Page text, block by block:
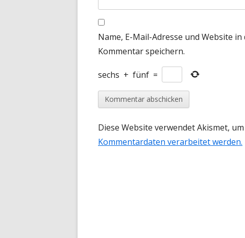
Name, E-Mail-Adresse und Website
Kommentar speichern.
sechs + fünf =
Diese Website verwendet Akismet,
Kommentardaten verarbeitet werden.